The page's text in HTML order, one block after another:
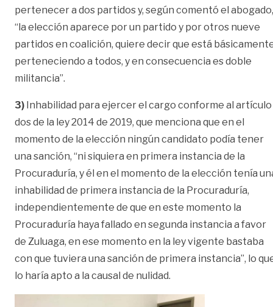
pertenecer a dos partidos y, según comentó el abogado,
“la elección aparece por un partido y por otros nueve
partidos en coalición, quiere decir que está
perteneciendo a todos, y en consecuencia es doble
militancia”.
3) Inhabilidad para ejercer el cargo conforme al artículo
dos de la ley 2014 de 2019, que menciona que en el
momento de la elección ningún candidato podía tener
una sanción, “ni siquiera en primera instancia de la
Procuraduría, y él en el momento de la elección tenía
inhabilidad de primera instancia de la Procuraduría,
independientemente de que en este momento la
Procuraduría haya fallado en segunda instancia a favor
de Zuluaga, en ese momento en la ley vigente bastaba
con que tuviera una sanción de primera instancia”, lo
lo haría apto a la causal de nulidad.